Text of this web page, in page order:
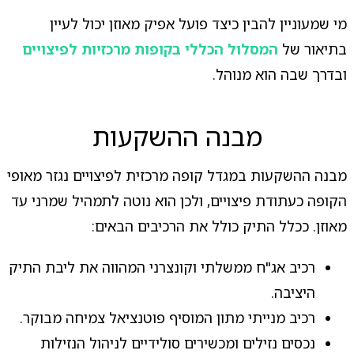
מי שמעוניין להבין כיצד פועל אפיק מאוזן יכול לעיין
בתיאור של המסלול הכללי בקופות מרכזיות לפיצויים
ובדרך שבה הוא מנוהל.
מבנה ההשקעות
מבנה ההשקעות במגדל קופה מרכזית לפיצויים נגזר מאופי
הקופה כעתודת פיצויים, ולכן הוא נוטה לתמהיל שמרני עד
מאוזן. ככלל התיק כולל את הרכיבים הבאים:
רכיב אג"ח ממשלתי וקונצרני המהווה את ליבת התיק
היציבה.
רכיב מנייתי מתון המוסיף פוטנציאל צמיחה מבוקר.
נכסים נזילים ומכשירים סולידיים לניהול הנזילות